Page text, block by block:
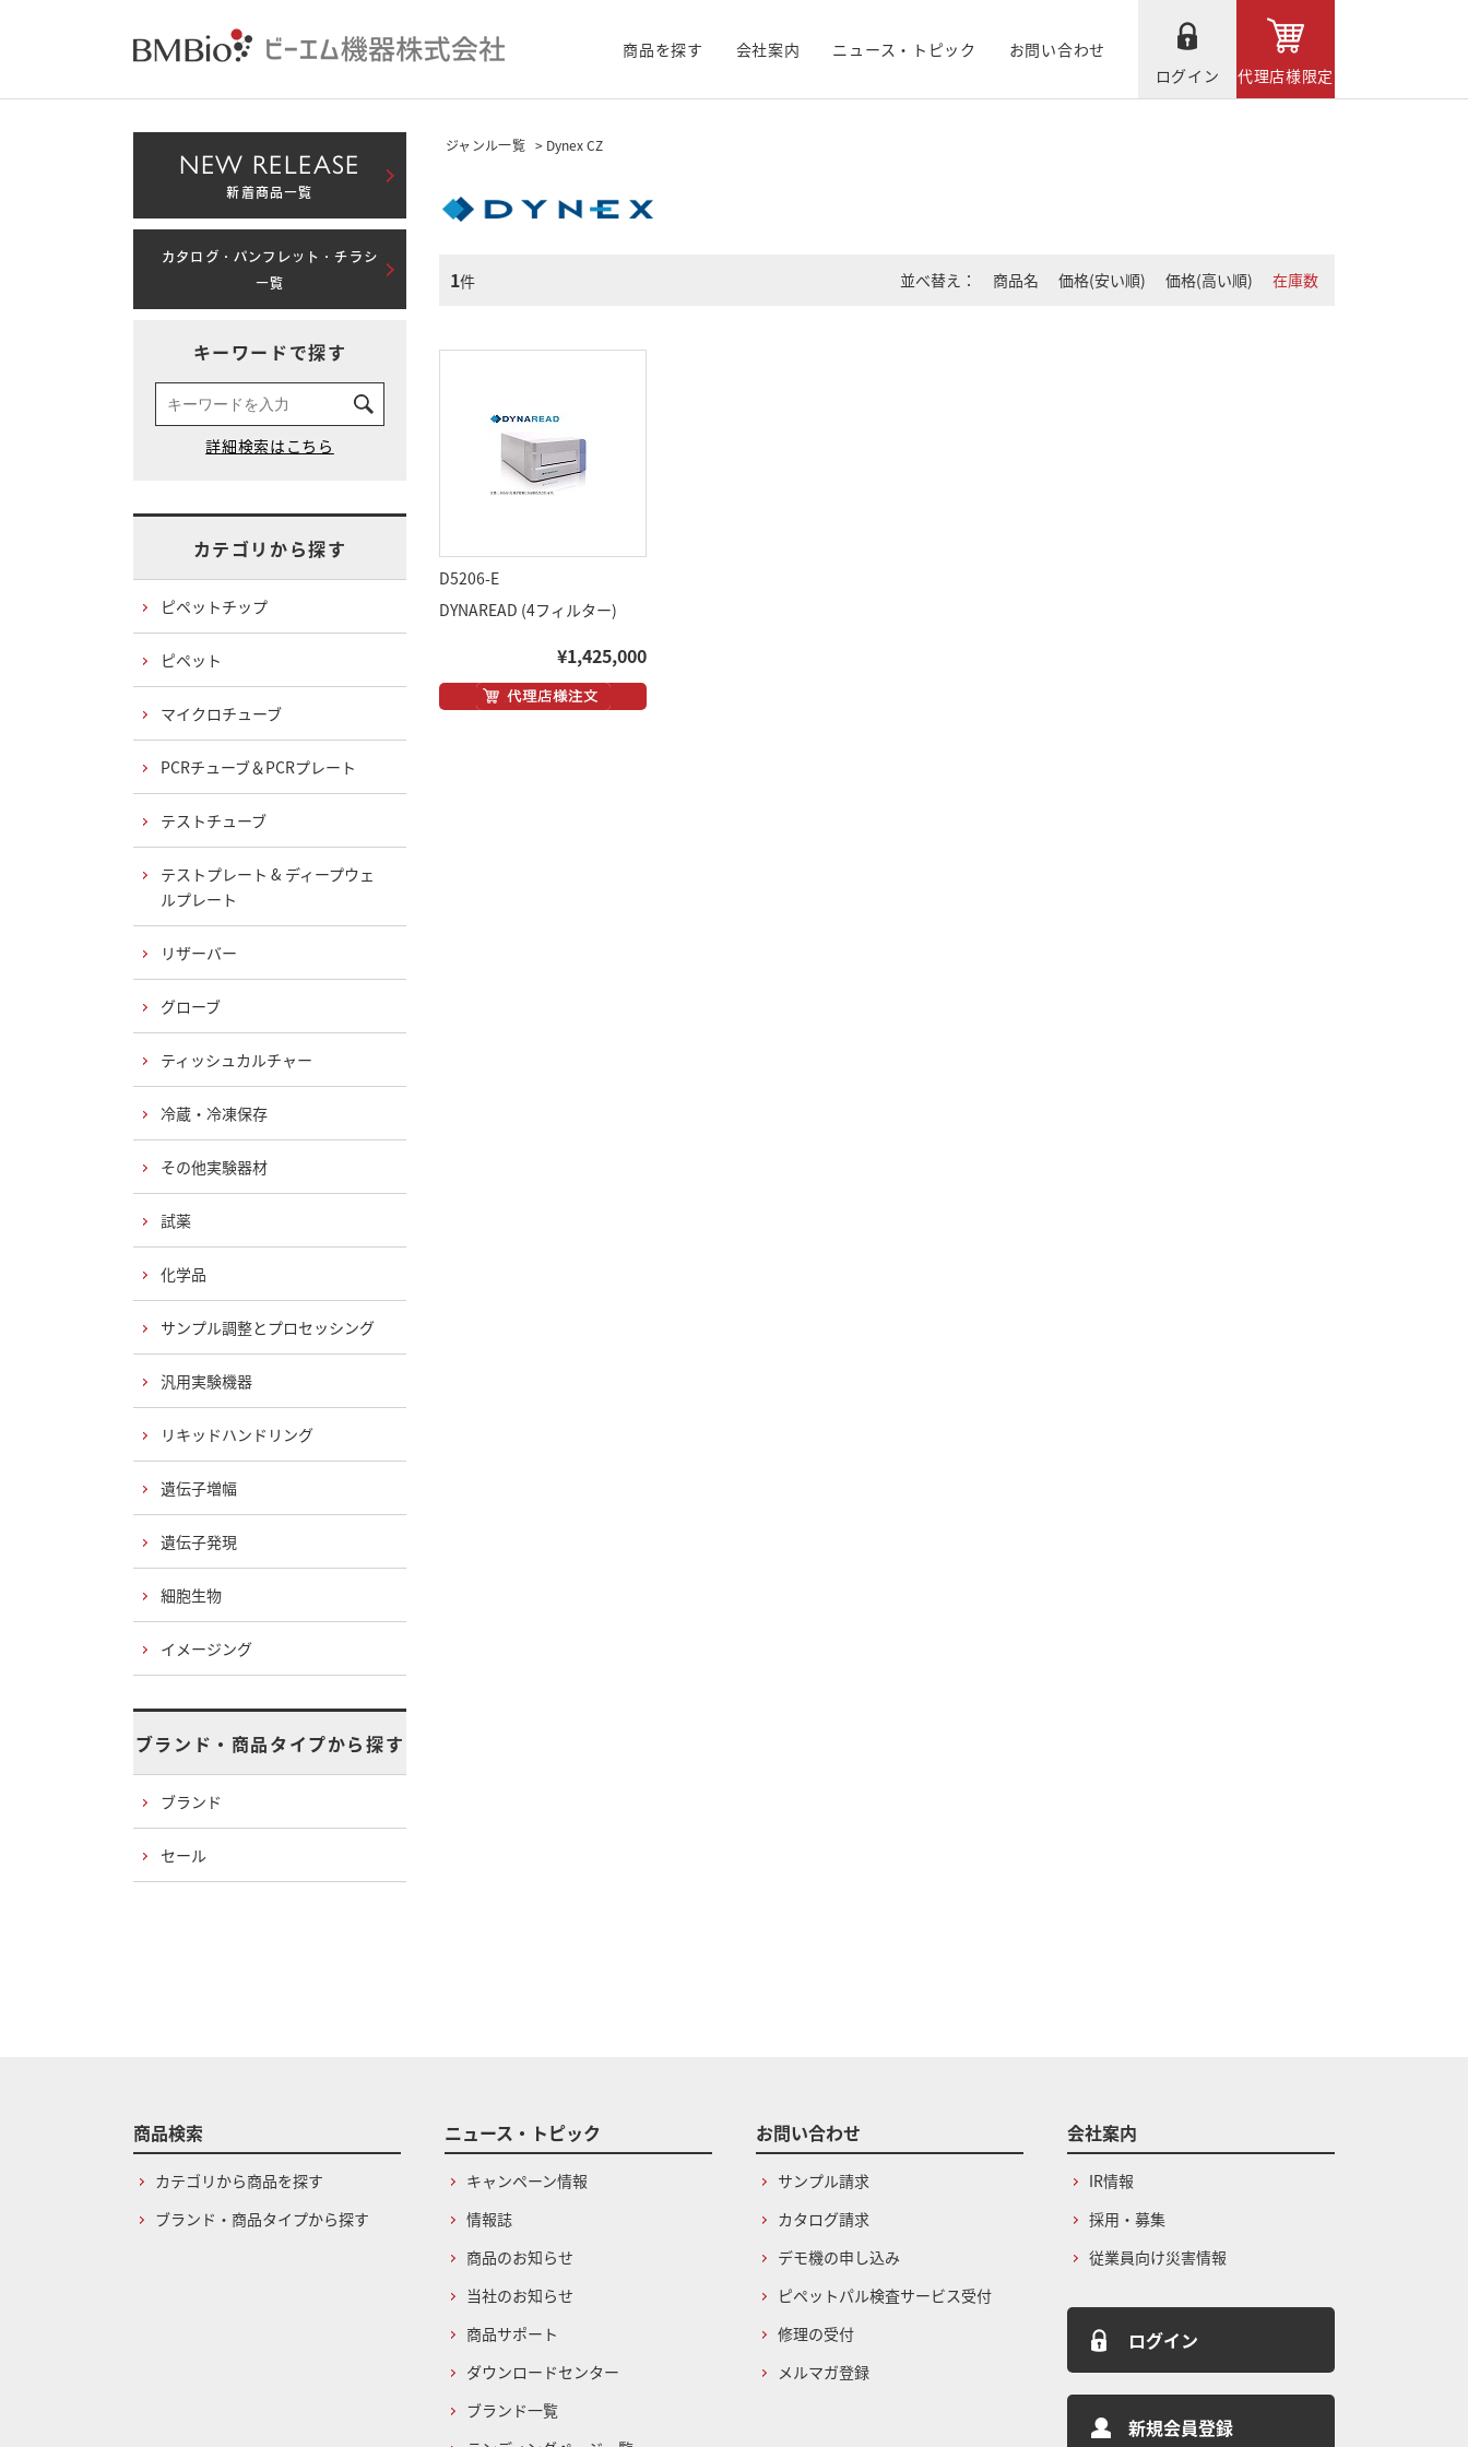
商品を探す 会社案内 ニュース・トピック
お問い合わせ
ログイン
代理店様限定
ジャンル一覧 > Dynex CZ
並べ替え： 商品名 価格(安い順) 価格(高い順) 在庫数
1件
D5206-E
DYNAREAD (4フィルター)
¥1,425,000
NEW RELEASE
新着商品一覧
カタログ・パンフレット・チラシ
一覧
キーワードで探す
カテゴリから探す
ピペットチップ
ピペット
マイクロチューブ
PCRチューブ＆PCRプレート
テストチューブ
テストプレート & ディープウェ
ルプレート
リザーバー
グローブ
ティッシュカルチャー
冷蔵・冷凍保存
その他実験器材
試薬
化学品
サンプル調整とプロセッシング
汎用実験機器
リキッドハンドリング
遺伝子増幅
遺伝子発現
細胞生物
イメージング
ブランド・商品タイプから探す
ブランド
セール
商品検索
カテゴリから商品を探す
ブランド・商品タイプから探す
ニュース・トピック
キャンペーン情報
情報誌
商品のお知らせ
当社のお知らせ
商品サポート
ダウンロードセンター
ブランド一覧
お問い合わせ
サンプル請求
カタログ請求
デモ機の申し込み
ピペットパル検査サービス受付
修理の受付
メルマガ登録
会社案内
IR情報
採用・募集
従業員向け災害情報
ログイン
新規会員登録